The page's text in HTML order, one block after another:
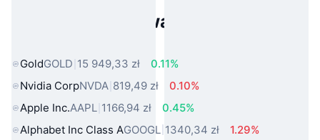
Popularne aktywa ze świata
GoldGOLD 15 949,33 zł
0.11%
Nvidia CorpNVDA 819,49 zł
0.10%
Apple Inc.AAPL 1166,94 zł
0.45%
Alphabet Inc Class AGOOGL 1340,34 zł 1.29%